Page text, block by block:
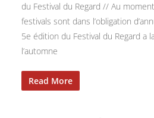
du Festival du Regard // Au
festivals sont dans l’obligation
5e édition du Festival du Regard a
l’automne
Read More